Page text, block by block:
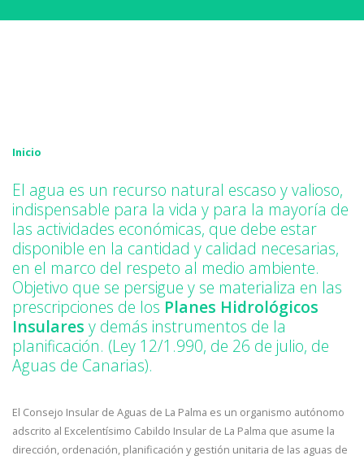
Inicio
El agua es un recurso natural escaso y valioso,
indispensable para la vida y para la mayoría de
las actividades económicas, que debe estar
disponible en la cantidad y calidad necesarias,
en el marco del respeto al medio ambiente.
Objetivo que se persigue y se materializa en las
prescripciones de los Planes Hidrológicos
Insulares y demás instrumentos de la
planificación. (Ley 12/1.990, de 26 de julio, de
Aguas de Canarias).
El Consejo Insular de Aguas de La Palma es un organismo autónomo
adscrito al Excelentísimo Cabildo Insular de La Palma que asume la
dirección, ordenación, planificación y gestión unitaria de las aguas de